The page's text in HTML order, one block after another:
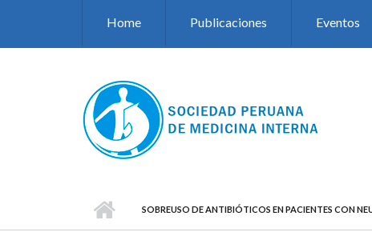
Home Publicaciones Eventos
SOBREUSO DE ANTIBIÓTICOS EN PACIENTES CON